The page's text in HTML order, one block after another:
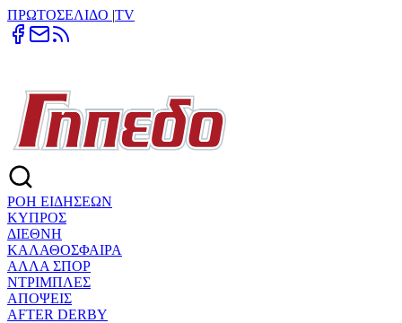
ΠΡΩΤΟΣΕΛΙΔΟ |TV
ΡΟΗ ΕΙΔΗΣΕΩΝ
ΚΥΠΡΟΣ
ΔΙΕΘΝΗ
ΚΑΛΑΘΟΣΦΑΙΡΑ
ΑΛΛΑ ΣΠΟΡ
ΝΤΡΙΜΠΛΕΣ
ΑΠΟΨΕΙΣ
AFTER DERBY